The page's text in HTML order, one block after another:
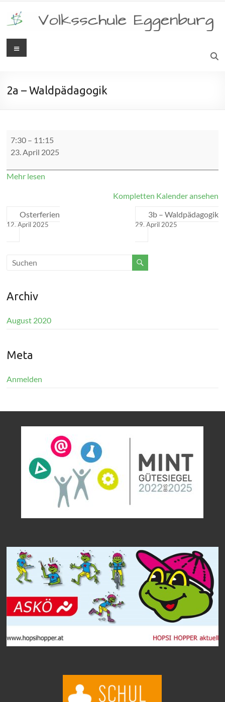
Inhalt
springen
Volksschule
Menü
2a – Waldpädagogik
Waldpädagogik
7:30 – 11:15
23. April 2025
Mehr lesen
Kompletten Kalender ansehen
Osterferien
12. April 2025
3b – Waldpädagogik
29. April 2025
Archiv
August 2020
Meta
Anmelden